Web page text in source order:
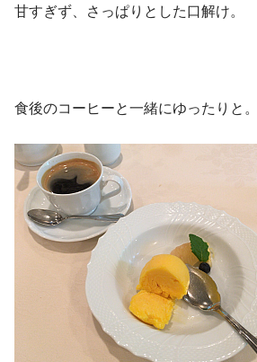
甘すぎず、さっぱりとした口解け。
食後のコーヒーと一緒にゆったりと。